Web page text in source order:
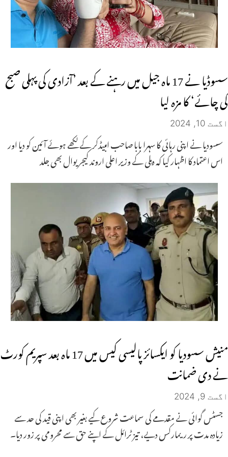
سسوڈیا نے 17 ماہ جیل میں رہنے کے بعد ’آزادی کی پہلی صبح
کی چائے‘ کا مزہ لیا
اگست 10, 2024
سسودیا نے اپنی رہائی کا سہرا بابا صاحب امبیڈکر کے لکھے ہوئے آئین کو دیا اور
اس اعتماد کا اظہار کیا کہ دہلی کے وزیر اعلی اروند کیجریوال بھی جلد
منیش سسودیا کو ایکسائز پالیسی کیس میں 17 ماہ بعد سپریم کورٹ
نے دی ضمانت
اگست 9, 2024
جسٹس گوائی نے مقدمے کی سماعت شروع کیے بغیر بھی اپنی قید کی حد سے
زیادہ مدت پر ریمارکس دیے، تیز ٹرائل کے اپنے حق سے محرومی پر زور دیا۔